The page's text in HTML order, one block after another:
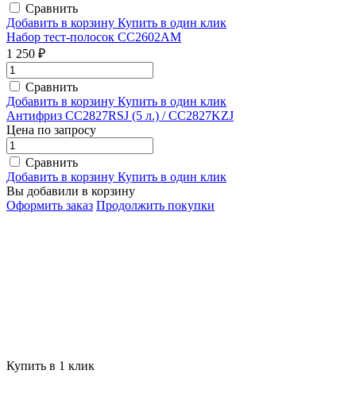
Сравнить
Добавить в корзину Купить в один клик
Набор тест-полосок CC2602AM
1 250 ₽
Сравнить
Добавить в корзину Купить в один клик
Антифриз CC2827RSJ (5 л.) / CC2827KZJ
Цена по запросу
Сравнить
Добавить в корзину Купить в один клик
Вы добавили в корзину
Оформить заказ Продолжить покупки
Купить в 1 клик